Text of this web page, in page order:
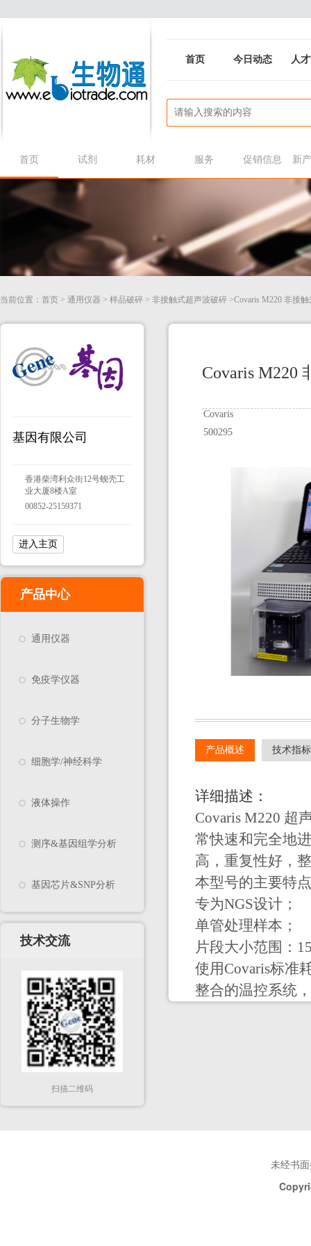
首页 今日动态 人
首页 试剂 耗材 服务 促销信息 新
当前位置： 首页 > 通用仪器 > 样品破碎 > 非接触式超声波破碎 >Covaris M220 非接
基因有限公司
香港柴湾利众街12号蚬壳工
业大厦8楼A室
00852-25159371
进入主页
产品中心
通用仪器
免疫学仪器
分子生物学
细胞学/神经科学
液体操作
测序&基因组学分析
基因芯片&SNP分析
技术交流
扫描二维码
Covaris M220
Covaris
500295
产品概述 技术指
详细描述：
Covaris M220 超
常快速和完全地
高，重复性好，
本型号的主要特
专为NGS设计；
单管处理样本；
片段大小范围：
使用Covaris标准
整合的温控系统
未经书